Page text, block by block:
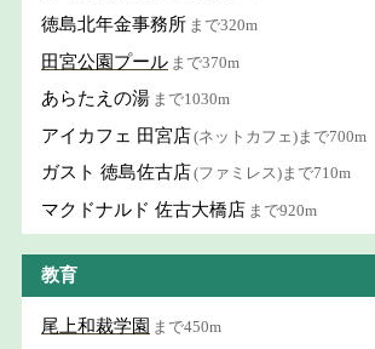
徳島北年金事務所 まで320m
田宮公園プール まで370m
あらたえの湯 まで1030m
アイカフェ 田宮店(ネットカフェ)まで700m
ガスト 徳島佐古店(ファミレス)まで710m
マクドナルド 佐古大橋店 まで920m
教育
尾上和裁学園 まで450m